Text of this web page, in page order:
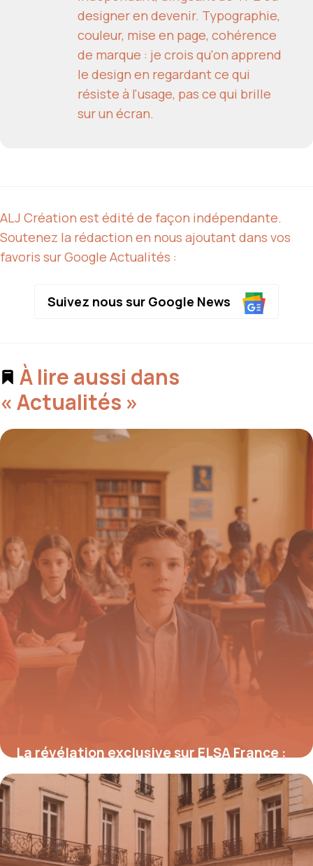
designer en devenir. Typographie,
couleur, mise en page, cohérence
de marque : je crois qu'on apprend
le design en regardant ce qui
résiste à l'usage, pas ce qui brille
sur un écran.
ALJ Création est édité de façon indépendante.
Soutenez la rédaction en nous ajoutant dans vos
favoris sur Google Actualités :
Suivez nous sur Google News
À lire aussi dans
« Actualités »
La révélation exclusive sur ELSA France :
comment ce réseau révolutionne
l’enseignement bilingue et booste la
croissance des écoles en un temps record
28 août 2025